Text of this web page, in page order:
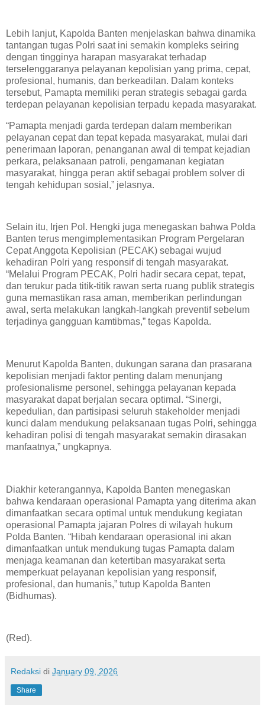
Lebih lanjut, Kapolda Banten menjelaskan bahwa dinamika
tantangan tugas Polri saat ini semakin kompleks seiring
dengan tingginya harapan masyarakat terhadap
terselenggaranya pelayanan kepolisian yang prima, cepat,
profesional, humanis, dan berkeadilan. Dalam konteks
tersebut, Pamapta memiliki peran strategis sebagai garda
terdepan pelayanan kepolisian terpadu kepada masyarakat.
“Pamapta menjadi garda terdepan dalam memberikan
pelayanan cepat dan tepat kepada masyarakat, mulai dari
penerimaan laporan, penanganan awal di tempat kejadian
perkara, pelaksanaan patroli, pengamanan kegiatan
masyarakat, hingga peran aktif sebagai problem solver di
tengah kehidupan sosial,” jelasnya.
Selain itu, Irjen Pol. Hengki juga menegaskan bahwa Polda
Banten terus mengimplementasikan Program Pergelaran
Cepat Anggota Kepolisian (PECAK) sebagai wujud
kehadiran Polri yang responsif di tengah masyarakat.
“Melalui Program PECAK, Polri hadir secara cepat, tepat,
dan terukur pada titik-titik rawan serta ruang publik strategis
guna memastikan rasa aman, memberikan perlindungan
awal, serta melakukan langkah-langkah preventif sebelum
terjadinya gangguan kamtibmas,” tegas Kapolda.
Menurut Kapolda Banten, dukungan sarana dan prasarana
kepolisian menjadi faktor penting dalam menunjang
profesionalisme personel, sehingga pelayanan kepada
masyarakat dapat berjalan secara optimal. “Sinergi,
kepedulian, dan partisipasi seluruh stakeholder menjadi
kunci dalam mendukung pelaksanaan tugas Polri, sehingga
kehadiran polisi di tengah masyarakat semakin dirasakan
manfaatnya,” ungkapnya.
Diakhir keterangannya, Kapolda Banten menegaskan
bahwa kendaraan operasional Pamapta yang diterima akan
dimanfaatkan secara optimal untuk mendukung kegiatan
operasional Pamapta jajaran Polres di wilayah hukum
Polda Banten. “Hibah kendaraan operasional ini akan
dimanfaatkan untuk mendukung tugas Pamapta dalam
menjaga keamanan dan ketertiban masyarakat serta
memperkuat pelayanan kepolisian yang responsif,
profesional, dan humanis,” tutup Kapolda Banten
(Bidhumas).
(Red).
Redaksi di January 09, 2026
Share